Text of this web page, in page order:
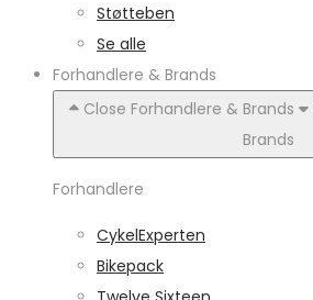
Støtteben
Se alle
Forhandlere & Brands
Close Forhandlere & Brands
Brands
Forhandlere
CykelExperten
Bikepack